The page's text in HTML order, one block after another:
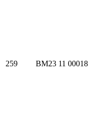
259 BM23 11 00018